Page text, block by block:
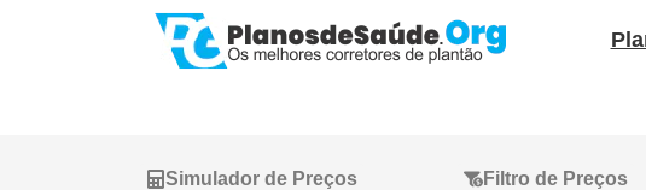
Simulador de Preços Filtro de Preços